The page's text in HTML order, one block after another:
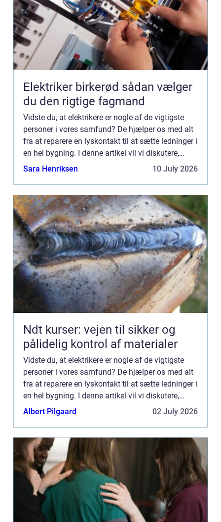
Elektriker birkerød sådan vælger
du den rigtige fagmand
Vidste du, at elektrikere er nogle af de vigtigste
personer i vores samfund? De hjælper os med alt
fra at reparere en lyskontakt til at sætte ledninger i
en hel bygning. I denne artikel vil vi diskutere,
hvad elektrikere laver, og hvordan de kan hjæl...
Sara Henriksen 10 July 2026
Ndt kurser: vejen til sikker og
pålidelig kontrol af materialer
Vidste du, at elektrikere er nogle af de vigtigste
personer i vores samfund? De hjælper os med alt
fra at reparere en lyskontakt til at sætte ledninger i
en hel bygning. I denne artikel vil vi diskutere,
hvad elektrikere laver, og hvordan de kan hjæl...
Albert Pilgaard 02 July 2026